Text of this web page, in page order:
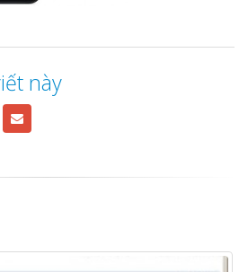
này